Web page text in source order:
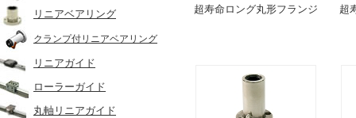
リニアベアリング
クランプ付リニアベアリング
リニアガイド
ローラーガイド
丸軸リニアガイド
超寿命ロング丸形フランジ 超